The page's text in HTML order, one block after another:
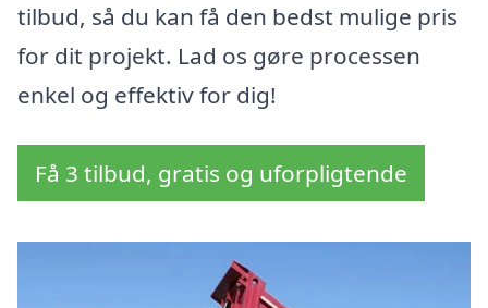
tilbud, så du kan få den bedst mulige pris
for dit projekt. Lad os gøre processen
enkel og effektiv for dig!
Få 3 tilbud, gratis og uforpligtende